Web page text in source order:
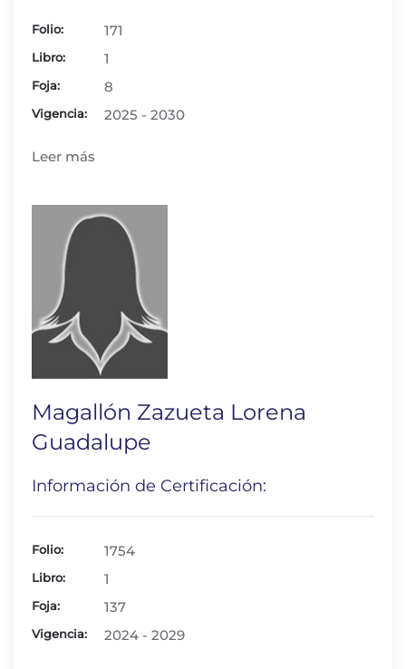
Folio: 171
Libro: 1
Foja: 8
Vigencia: 2025 - 2030
Leer más
Magallón Zazueta Lorena
Guadalupe
Información de Certificación:
Folio: 1754
Libro: 1
Foja: 137
Vigencia: 2024 - 2029